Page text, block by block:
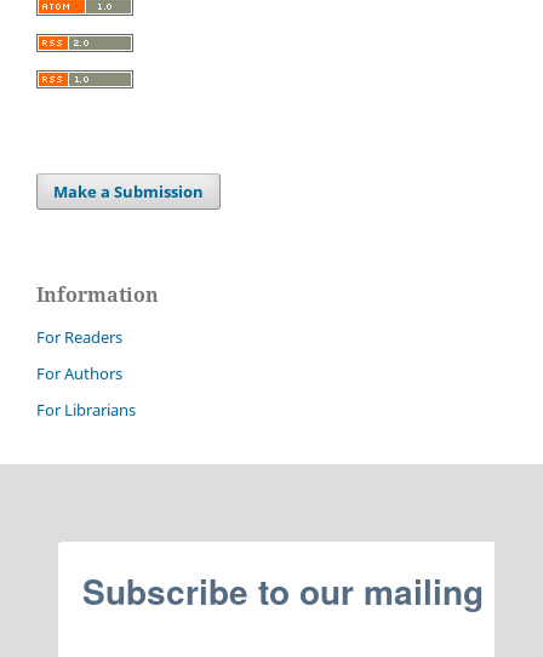
Make a Submission
Information
For Readers
For Authors
For Librarians